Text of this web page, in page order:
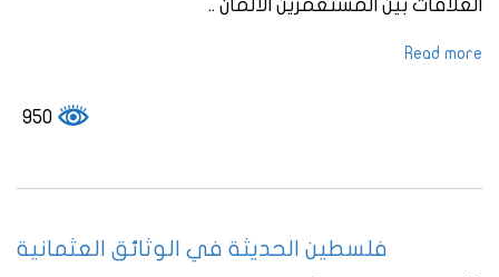
العلاقات بين المستعمرين الألمان ..
Read more
فلسطين الحديثة في الوثائق العثمانية